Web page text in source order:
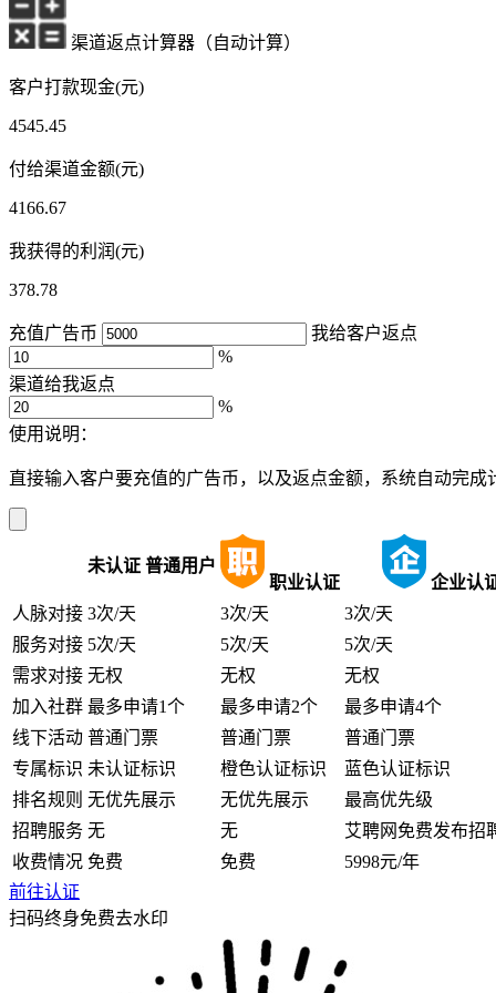
渠道返点计算器（自动计算）
客户打款现金(元)
4545.45
付给渠道金额(元)
4166.67
我获得的利润(元)
378.78
充值广告币
我给客户返点
%
渠道给我返点
%
使用说明：
直接输入客户要充值的广告币，以及返点金额，系统自动完
未认证 普通用户
职业认证
企业认
人脉对接 3次/天 3次/天
3次/天
服务对接 5次/天 5次/天
5次/天
需求对接 无权 无权
无权
加入社群 最多申请1个 最多申请2个
最多申请4个
线下活动 普通门票 普通门票
普通门票
专属标识 未认证标识 橙色认证标识
蓝色认证标识
排名规则 无优先展示 无优先展示
最高优先级
招聘服务 无 无
艾聘网免费发布招
收费情况 免费 免费
5998元/年
前往认证
扫码终身免费去水印